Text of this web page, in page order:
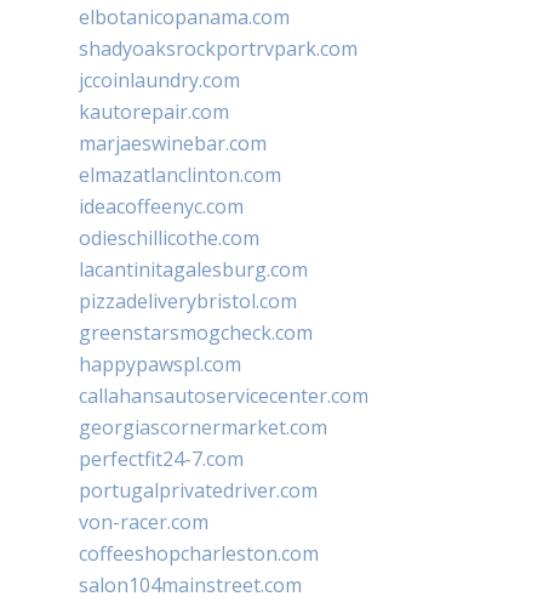
elbotanicopanama.com
shadyoaksrockportrvpark.com
jccoinlaundry.com
kautorepair.com
marjaeswinebar.com
elmazatlanclinton.com
ideacoffeenyc.com
odieschillicothe.com
lacantinitagalesburg.com
pizzadeliverybristol.com
greenstarsmogcheck.com
happypawspl.com
callahansautoservicecenter.com
georgiascornermarket.com
perfectfit24-7.com
portugalprivatedriver.com
von-racer.com
coffeeshopcharleston.com
salon104mainstreet.com